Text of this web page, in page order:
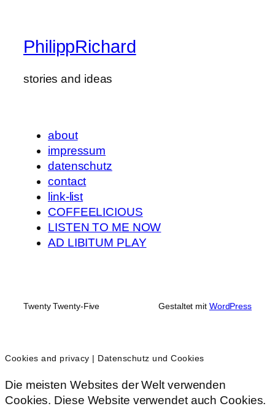
PhilippRichard
stories and ideas
about
impressum
datenschutz
contact
link-list
COFFEELICIOUS
LISTEN TO ME NOW
AD LIBITUM PLAY
Twenty Twenty-Five Gestaltet mit WordPress
Cookies and privacy | Datenschutz und Cookies
Die meisten Websites der Welt verwenden
Cookies. Diese Website verwendet auch Cookies.